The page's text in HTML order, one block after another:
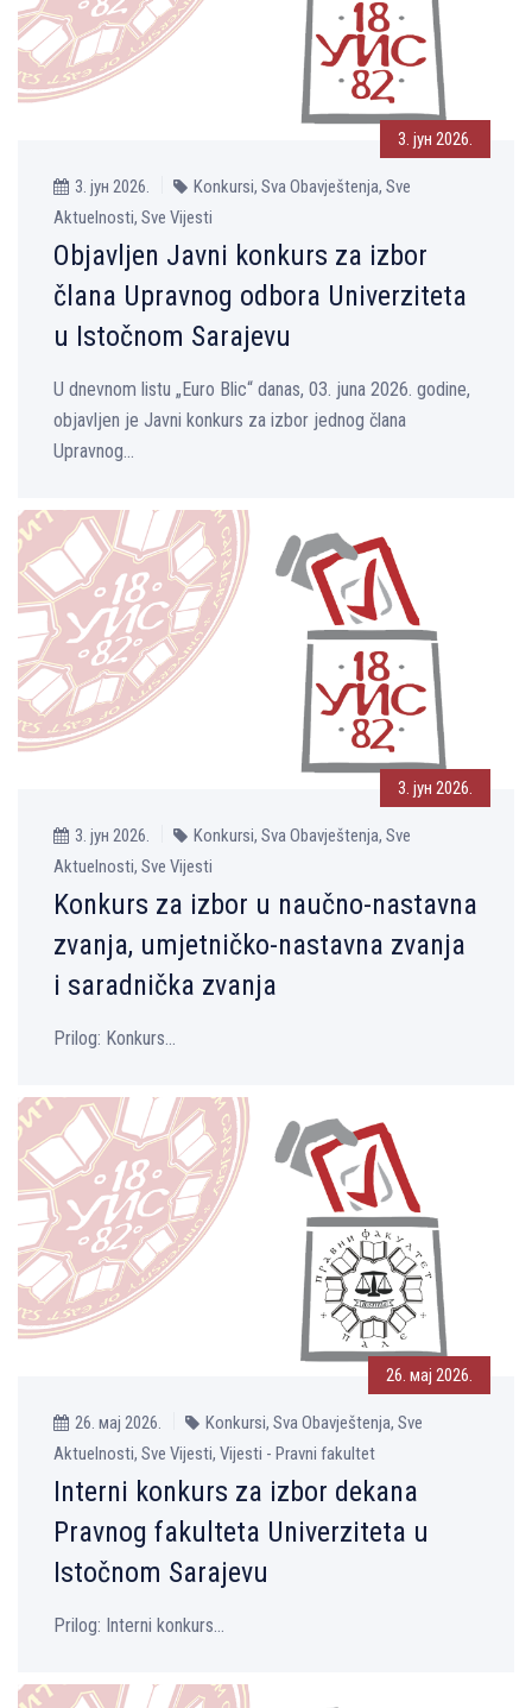
3. јун 2026.
3. јун 2026.
Konkursi, Sva Obavještenja, Sve
Aktuelnosti, Sve Vijesti
Objavljen Javni konkurs za izbor
člana Upravnog odbora Univerziteta
u Istočnom Sarajevu
U dnevnom listu „Euro Blic“ danas, 03. juna 2026. godine,
objavljen je Javni konkurs za izbor jednog člana
Upravnog...
3. јун 2026.
3. јун 2026.
Konkursi, Sva Obavještenja, Sve
Aktuelnosti, Sve Vijesti
Konkurs za izbor u naučno-nastavna
zvanja, umjetničko-nastavna zvanja
i saradnička zvanja
Prilog: Konkurs...
26. мај 2026.
26. мај 2026.
Konkursi, Sva Obavještenja, Sve
Aktuelnosti, Sve Vijesti, Vijesti - Pravni fakultet
Interni konkurs za izbor dekana
Pravnog fakulteta Univerziteta u
Istočnom Sarajevu
Prilog: Interni konkurs...